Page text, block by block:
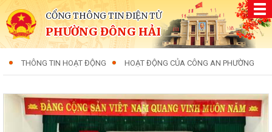
CỔNG THÔNG TIN ĐIỆN TỬ
PHƯỜNG ĐÔNG HẢI
THÔNG TIN HOẠT ĐỘNG HOẠT ĐỘNG CỦA CÔNG AN PHƯỜNG